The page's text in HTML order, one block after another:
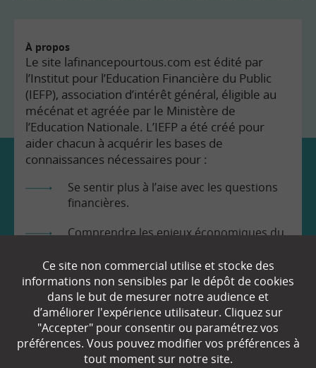
À propos
Le site lafinancepourtous.com est édité par
l’Institut pour l’Education Financière du Public
(IEFP), association d’intérêt général, éligible au
mécénat et agréée par le Ministère de
l’Education Nationale. L’IEFP a été créé pour
aider chacun à acquérir les bases de
connaissances nécessaires pour :
Se sentir plus à l’aise avec les questions
financières.
Comprendre les enjeux économiques du
Prendre en toute connaissance de cause
les décisions qui nous concernent.
Ce site non commercial utilise et stocke des
informations non sensibles par le dépôt de cookies
dans le but de mesurer notre audience et
d’améliorer l'expérience utilisateur. Cliquez sur
"Accepter" pour consentir ou paramétrez vos
préférences. Vous pouvez modifier vos préférences à
tout moment sur notre site.